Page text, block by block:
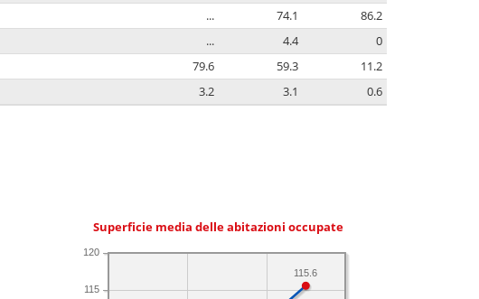
... 74.1
86.2
... 4.4
0
79.6 59.3
11.2
3.2 3.1 0.6
Superficie media delle abitazioni occupate
115
120
115.6